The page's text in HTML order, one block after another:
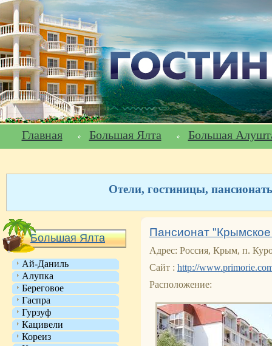
Главная Большая Ялта Большая
Отели, гостиницы,
Большая Ялта
Ай-Даниль
Алупка
Береговое
Гаспра
Гурзуф
Кацивели
Кореиз
Пансионат
Адрес: Россия, Крым, п.
Сайт : http://
Расположение: